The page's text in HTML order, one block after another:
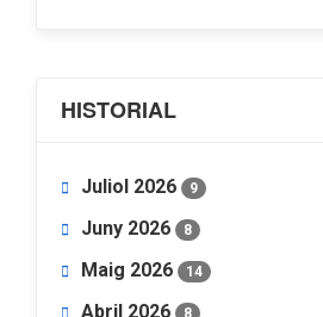
HISTORIAL
Juliol 2026 9
Juny 2026 8
Maig 2026 14
Abril 2026 8